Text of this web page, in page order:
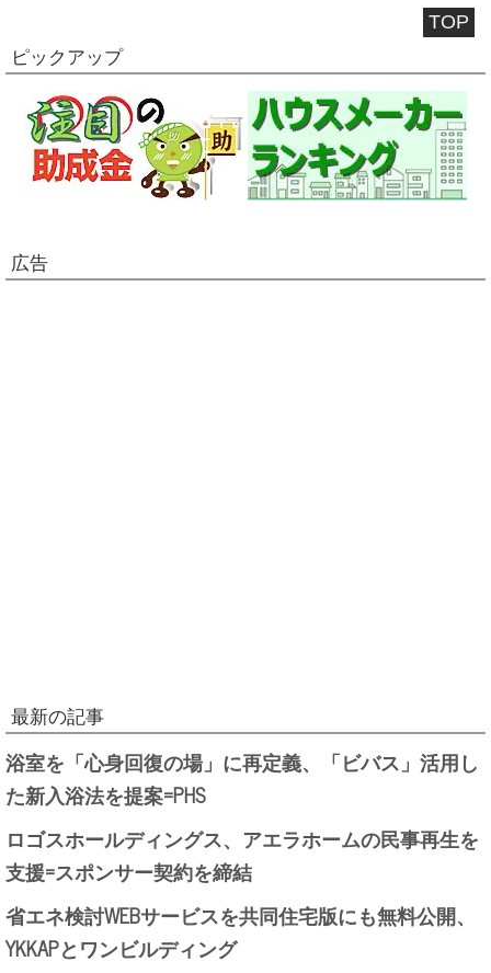
TOP
ピックアップ
広告
最新の記事
浴室を「心身回復の場」に再定義、「ビバス」活用し
た新入浴法を提案=PHS
ロゴスホールディングス、アエラホームの民事再生を
支援=スポンサー契約を締結
省エネ検討WEBサービスを共同住宅版にも無料公開、
YKKAPとワンビルディング